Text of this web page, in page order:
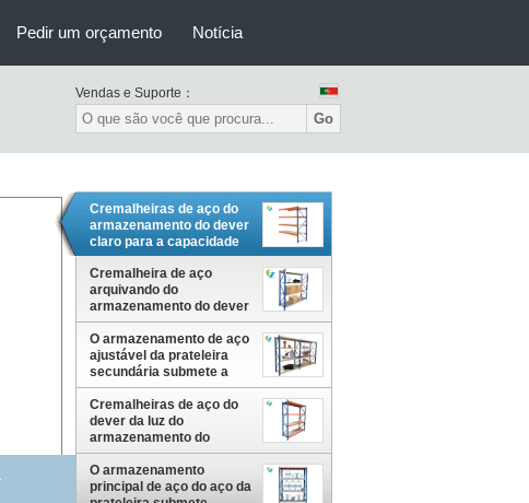
Pedir um orçamento Notícia
Vendas e Suporte：
Go
Cremalheiras de aço do
armazenamento do dever
claro para a capacidade
50kg do armazém e de
carga pela prateleira
Cremalheira de aço
arquivando do
armazenamento do dever
claro durável, armazém
material do metal
O armazenamento de aço
ajustável da prateleira
secundária submete a
capacidade clara
150kg/Shelf do dever
Cremalheiras de aço do
dever da luz do
armazenamento do
armazém, capacidade de
carga 50kgs da prateleira
O armazenamento
principal de aço do aço da